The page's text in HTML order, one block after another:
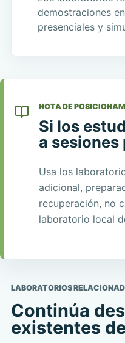
demostraciones
presenciales y
NOTA DE
Si los
a sesiones
Usa los
adicional,
recuperación, no
laboratorio local
LABORATORIOS
Continúa
existentes